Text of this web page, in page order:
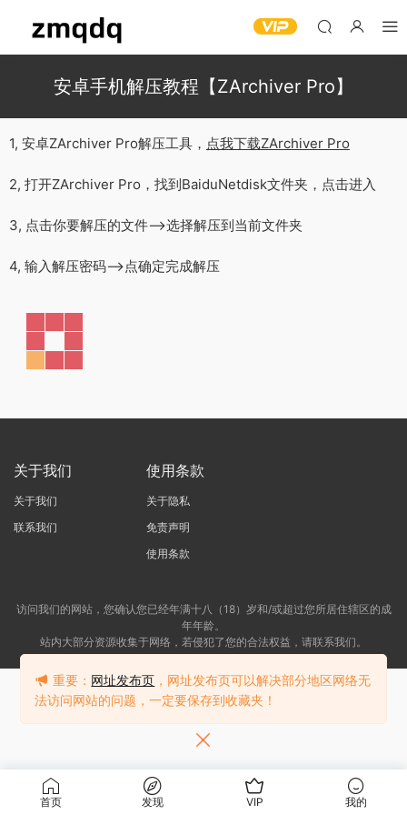
安卓手机解压教程【ZArchiver Pro】
1, 安卓ZArchiver Pro解压工具， 点我下载ZArchiver Pro
2, 打开ZArchiver Pro，找到BaiduNetdisk文件夹，点击进入
3, 点击你要解压的文件—>选择解压到当前文件夹
4, 输入解压密码—>点确定完成解压
关于我们
关于我们
联系我们
使用条款
关于隐私
免责声明
使用条款
访问我们的网站，您确认您已经年满十八（18）岁和/或超过您所居住辖区的成
年年龄。
站内大部分资源收集于网络，若侵犯了您的合法权益，请联系我们。
首页 发现 VIP 我的
重要： 网址发布页 ，网址发布页可以解决部分地区网络无
法访问网站的问题，一定要保存到收藏夹！